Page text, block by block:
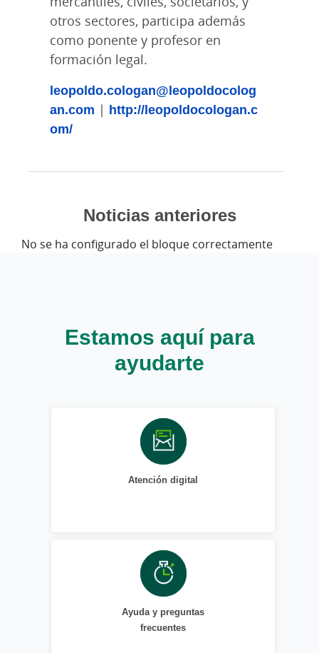
otros sectores, participa además
como ponente y profesor en
formación legal.
leopoldo.cologan@leopoldocolog
an.com | http://leopoldocologan.c
om/
Noticias anteriores
No se ha configurado el bloque correctamente
Estamos aquí para
ayudarte
Atención digital
Ayuda y preguntas
frecuentes